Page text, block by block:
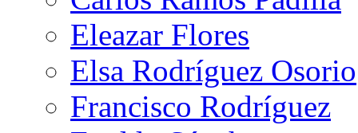
Eleazar Flores
Elsa Rodríguez Osorio
Francisco Rodríguez